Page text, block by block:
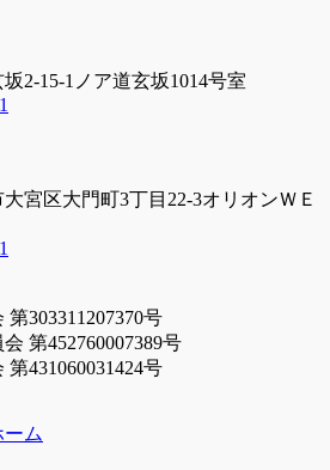
2-15-1ノア道玄坂1014号室
宮区大門町3丁目22-3オリオンＷＥ
303311207370号
第452760007389号
431060031424号
ム